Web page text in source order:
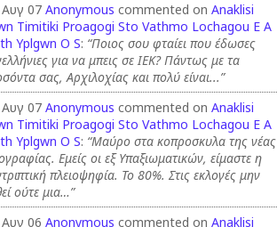
Αυγ 07Anonymous commented onAnaklisi
Timitiki Proagogi Sto Vathmo Lochagou E A
Yplgwn O S: “Ποιος σου φταίει που έδωσες
για να μπεις σε ΙΕΚ? Πάντως με τα
σας, Αρχιλοχίας και πολύ είναι...”
Αυγ 07Anonymous commented onAnaklisi
Timitiki Proagogi Sto Vathmo Lochagou E A
Yplgwn O S: “Μαύρο στα κοπροσκυλα της νέας
Εμείς οι εξ Υπαξιωματικών, είμαστε η
πλειοψηφία. Το 80%. Στις εκλογές μην
ούτε μια…”
Αυγ 06Anonymous commented onAnaklisi